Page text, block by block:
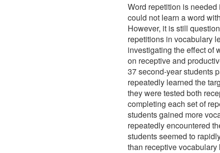
Word repetition is
could not learn a word
However, it is still
repetitions in vocabulary
investigating the effect of
on receptive and
37 second-year students
repeatedly learned the
they were tested both
completing each set of
students gained more
repeatedly encountered
students seemed to
than receptive